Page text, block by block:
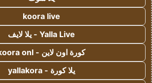
koora live
Yalla Live - يلا لايف
كورة اون لاين - koora onl
يلا كورة - yallakora